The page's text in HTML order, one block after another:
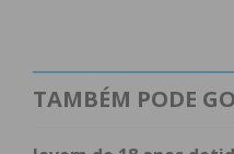
TAMBÉM PODE